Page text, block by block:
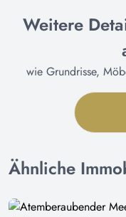
Weitere
wie Grundrisse,
Ähnliche